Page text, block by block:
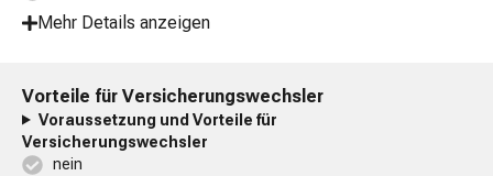
Mehr Details anzeigen
Vorteile für Versicherungswechsler
Voraussetzung und Vorteile für
Versicherungswechsler
nein